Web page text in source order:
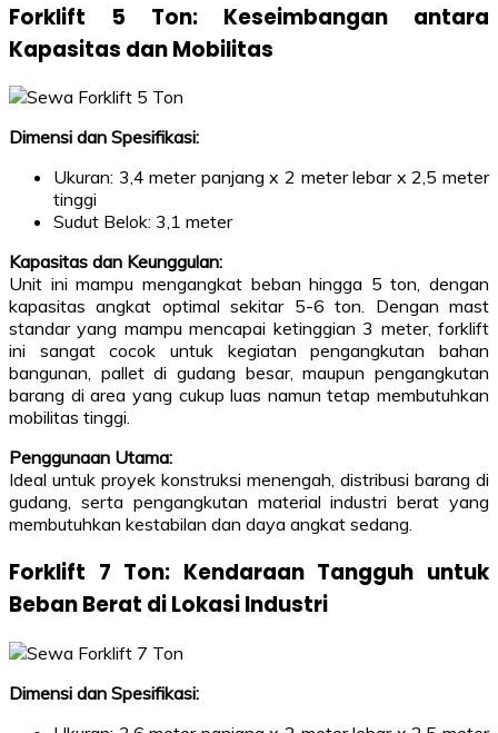
Forklift 5 Ton: Keseimbangan antara
Kapasitas dan Mobilitas
Dimensi dan Spesifikasi:
Ukuran: 3,4 meter panjang x 2 meter lebar x 2,5 meter
tinggi
Sudut Belok: 3,1 meter
Kapasitas dan Keunggulan:
Unit ini mampu mengangkat beban hingga 5 ton, dengan
kapasitas angkat optimal sekitar 5-6 ton. Dengan mast
standar yang mampu mencapai ketinggian 3 meter, forklift
ini sangat cocok untuk kegiatan pengangkutan bahan
bangunan, pallet di gudang besar, maupun pengangkutan
barang di area yang cukup luas namun tetap membutuhkan
mobilitas tinggi.
Penggunaan Utama:
Ideal untuk proyek konstruksi menengah, distribusi barang di
gudang, serta pengangkutan material industri berat yang
membutuhkan kestabilan dan daya angkat sedang.
Forklift 7 Ton: Kendaraan Tangguh untuk
Beban Berat di Lokasi Industri
Dimensi dan Spesifikasi: